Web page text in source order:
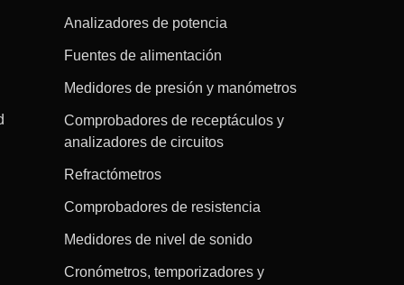
Analizadores de potencia
Fuentes de alimentación
Medidores de presión y manómetros
Comprobadores de receptáculos y
analizadores de circuitos
Refractómetros
Comprobadores de resistencia
Medidores de nivel de sonido
Cronómetros, temporizadores y